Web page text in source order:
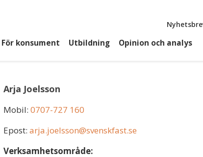
Top
För konsument Utbildning Opinion och analys
Arja Joelsson
Mobil: 0707-727 160
Epost: arja.joelsson@svenskfast.se
Verksamhetsområde: